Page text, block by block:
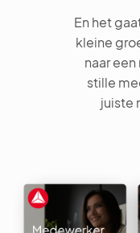
En het
kleine
naar
stille
juiste